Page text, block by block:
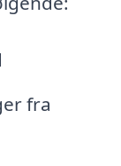
fra